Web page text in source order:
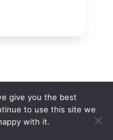
All rights reserved.
Center) ,098-
give you the best
to use this site we
with it.